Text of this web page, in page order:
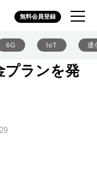
無料会員登録
6G IoT 通
プランを発